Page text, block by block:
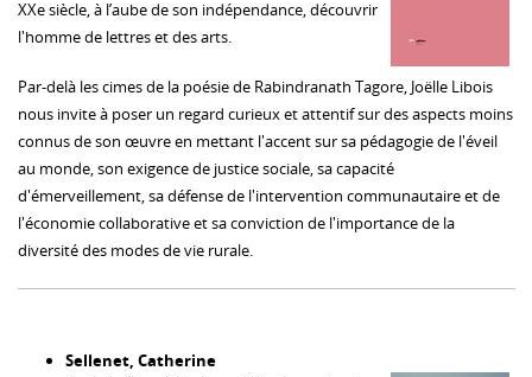
XXe siècle, à l’aube de son indépendance, découvrir
l'homme de lettres et des arts.
Par-delà les cimes de la poésie de Rabindranath Tagore, Joëlle Libois
nous invite à poser un regard curieux et attentif sur des aspects moins
connus de son œuvre en mettant l'accent sur sa pédagogie de l'éveil
au monde, son exigence de justice sociale, sa capacité
d'émerveillement, sa défense de l'intervention communautaire et de
l'économie collaborative et sa conviction de l'importance de la
diversité des modes de vie rurale.
Sellenet, Catherine